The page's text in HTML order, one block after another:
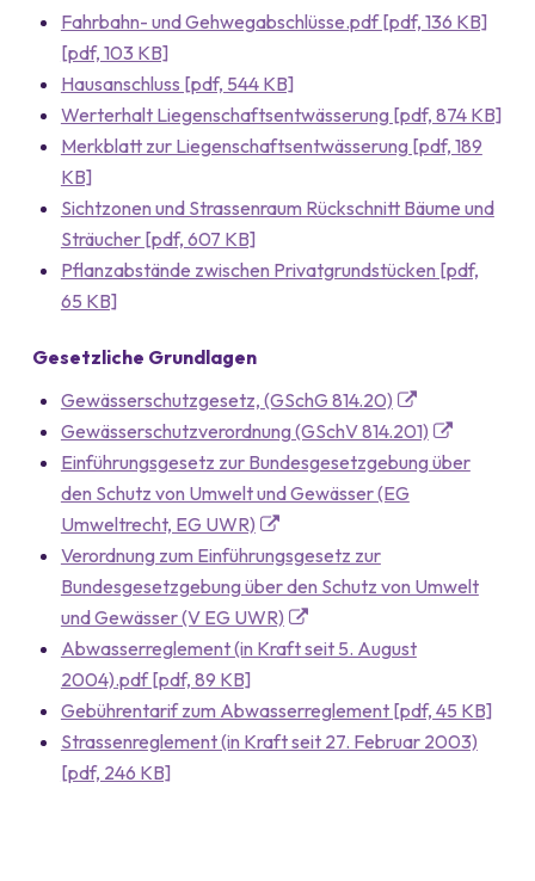
Fahrbahn- und Gehwegabschlüsse.pdf [pdf, 136 KB]
[pdf, 103 KB]
Hausanschluss [pdf, 544 KB]
Werterhalt Liegenschaftsentwässerung [pdf, 874 KB]
Merkblatt zur Liegenschaftsentwässerung [pdf, 189
KB]
Sichtzonen und Strassenraum Rückschnitt Bäume und
Sträucher [pdf, 607 KB]
Pflanzabstände zwischen Privatgrundstücken [pdf,
65 KB]
Gesetzliche Grundlagen
Gewässerschutzgesetz, (GSchG 814.20)
Gewässerschutzverordnung (GSchV 814.201)
Einführungsgesetz zur Bundesgesetzgebung über
den Schutz von Umwelt und Gewässer (EG
Umweltrecht, EG UWR)
Verordnung zum Einführungsgesetz zur
Bundesgesetzgebung über den Schutz von Umwelt
und Gewässer (V EG UWR)
Abwasserreglement (in Kraft seit 5. August
2004).pdf [pdf, 89 KB]
Gebührentarif zum Abwasserreglement [pdf, 45 KB]
Strassenreglement (in Kraft seit 27. Februar 2003)
[pdf, 246 KB]